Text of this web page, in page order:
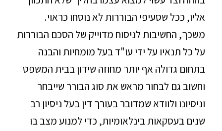
אליו, ככל שסעיפי הבוררות לא נוסחו כראוי.
משכך, החשיבות לניסוח מדוייק של הסכם הבוררות
על כל תנאיו על ידי עו"ד בעל מומחיות והבנה
בתחום גדולה אף יותר מחוזה שידון בבית המשפט
וחשוב גם לבחור מראש את סוג הבורר שייבחר
וניסיונו ולוודא שמדובר בעורך דין בעל ניסיון רב
שנים בעסקאות בינלאומיות, כדי למנוע מצב בו